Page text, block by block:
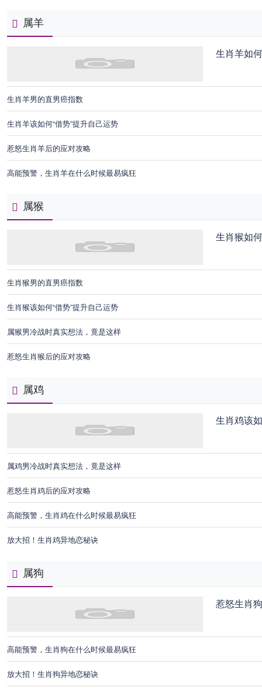
属羊
生肖羊如
生肖羊男的直男癌指数
生肖羊该如何“借势”提升自己运势
惹怒生肖羊后的应对攻略
高能预警，生肖羊在什么时候最易疯狂
属猴
生肖猴如
生肖猴男的直男癌指数
生肖猴该如何“借势”提升自己运势
属猴男冷战时真实想法，竟是这样
惹怒生肖猴后的应对攻略
属鸡
生肖鸡该
属鸡男冷战时真实想法，竟是这样
惹怒生肖鸡后的应对攻略
高能预警，生肖鸡在什么时候最易疯狂
放大招！生肖鸡异地恋秘诀
属狗
惹怒生肖
高能预警，生肖狗在什么时候最易疯狂
放大招！生肖狗异地恋秘诀